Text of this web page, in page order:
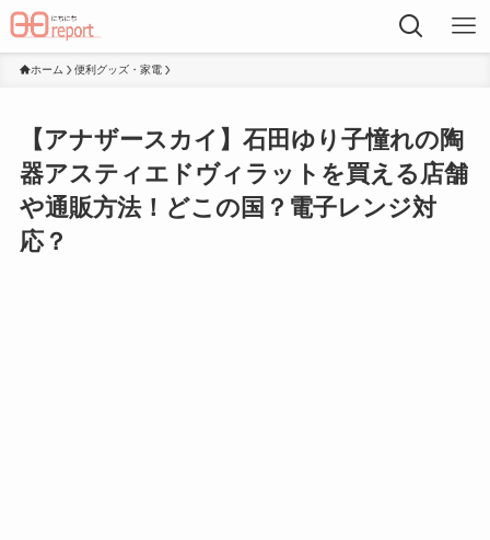
ホーム 便利グッズ・家電
【アナザースカイ】石田ゆり子憧れの陶
器アスティエドヴィラットを買える店舗
や通販方法！どこの国？電子レンジ対
応？